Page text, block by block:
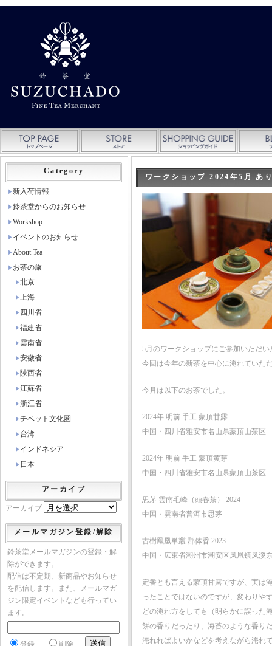
ワークショップ 2024年5月 あ
5月のワークショップにご参加いただ
今回は今年の新茶を中心に淹れていた
今月は以下のお茶でした。
2024年 明前 手工 蒙頂甘露
中国・四川省雅安市名山県蒙頂山茶区
2024年 明前 手工 蒙頂黄芽
中国・四川省雅安市名山県蒙頂山茶区
思茅 雲南毛峰（頭春茶） 2024
中国・雲南省普洱市思茅
古樹鳳凰単叢 郡体香 2023
中国・広東省潮州市潮安区凤凰镇凤溪
定番とも言える蒙頂甘露ですが、実は
ったことではないのですが、変わりや
どの淹れ方をしても（明らかに誤った
餅の香りだったり、海苔のような香り
淹れればよいかなどを考えながら淹れ
Category
新入荷情報
鈴茶堂からのお知らせ
Workshop
イベントのお知らせ
About Tea
お茶の旅
北京
上海
四川省
福建省
雲南省
安徽省
陜西省
江蘇省
浙江省
チベット文化圏
台湾
インドネシア
日本
アーカイブ
アーカイブ
メールマガジン登録/解除
鈴茶堂メールマガジンの登録・解
除ができます。
配信は不定期、新商品やお知らせ
を配信します。また、メールマガ
ジン限定イベントなども行ってい
ます。
登録 削除